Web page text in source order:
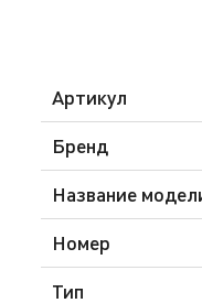
Артикул
Бренд
Название
Номер
Тип